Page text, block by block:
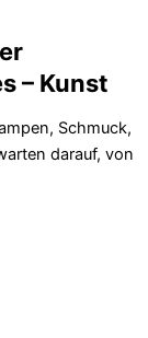
– Kunst
Schmuck,
darauf, von